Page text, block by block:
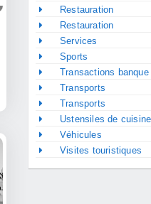
Restauration
Restauration
Services
Sports
Transactions banque
Transports
Transports
Ustensiles de cuisine
Véhicules
Visites touristiques